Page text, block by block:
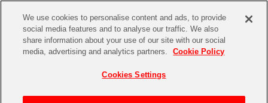
We use cookies to personalise content and ads, to provide
social media features and to analyse our traffic. We also
share information about your use of our site with our social
media, advertising and analytics partners.
Cookie Policy
Cookies Settings